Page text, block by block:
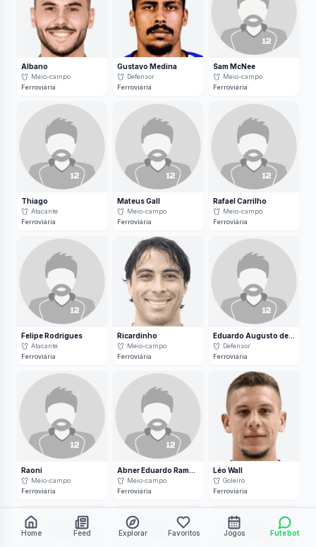
Albano
Meio-campo
Ferroviária
Gustavo Medina
Defensor
Ferroviária
Sam McNee
Meio-campo
Ferroviária
Thiago
Atacante
Ferroviária
Mateus Gall
Meio-campo
Ferroviária
Rafael Carrilho
Meio-campo
Ferroviária
Felipe Rodrigues
Atacante
Ferroviária
Ricardinho
Meio-campo
Ferroviária
Eduardo Augusto de Oliveira
Defensor
Ferroviária
Raoni
Meio-campo
Ferroviária
Abner Eduardo Ramos dos Santos
Meio-campo
Ferroviária
Léo Wall
Goleiro
Ferroviária
Home Feed Explorar Favoritos Jogos Futebot